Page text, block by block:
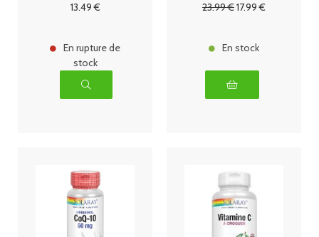
13.49€
En rupture de
stock
23.99€17.99 €
En stock